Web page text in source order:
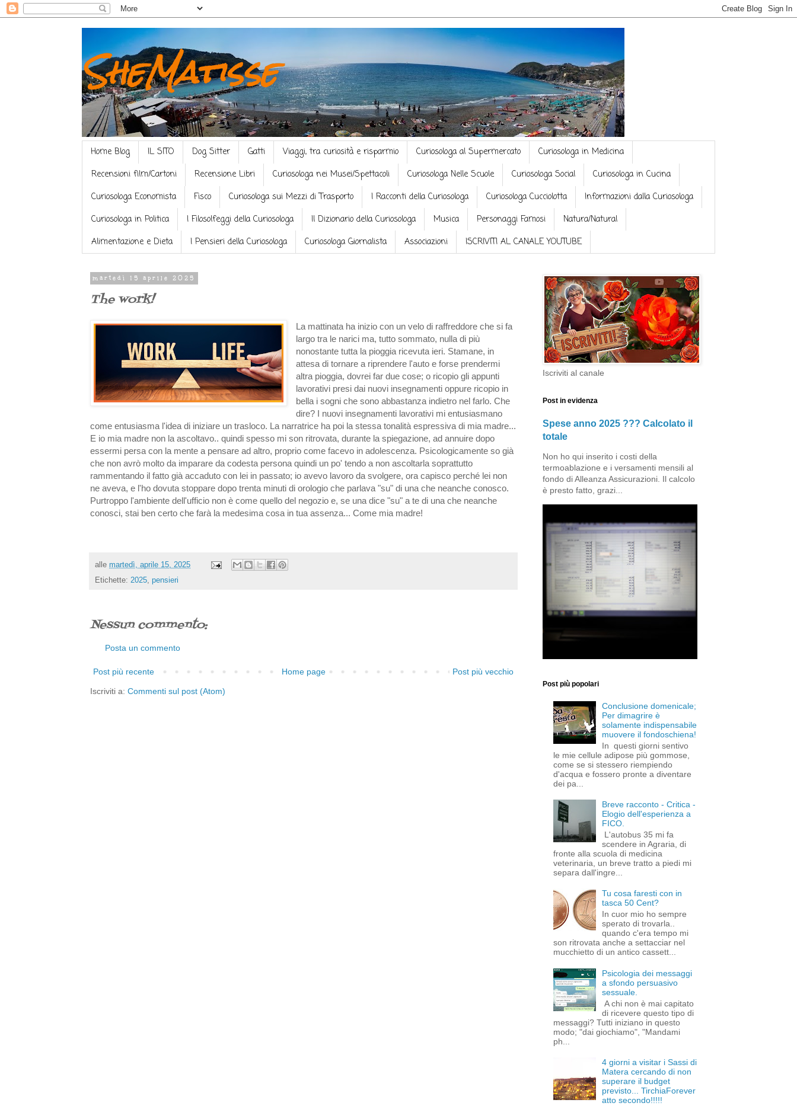
SheMatisse
Home Blog IL SITO Dog Sitter Gatti Viaggi, tra curiosità e risparmio Curiosologa al Supermercato
Curiosologa in Medicina
Recensioni film/Cartoni
Recensione Libri Curiosologa nei Musei/Spettacoli Curiosologa Nelle Scuole Curiosologa Social
Curiosologa in Cucina
Curiosologa Economista
Fisco Curiosologa sui Mezzi di Trasporto I Racconti della Curiosologa Curiosologa Cucciolotta
Informazioni dalla Curiosologa
Curiosologa in Politica
I Filosolfeggi della Curiosologa Il Dizionario della Curiosologa Musica Personaggi Famosi
Natura/Natural
Alimentazione e Dieta
I Pensieri della Curiosologa Curiosologa Giornalista Associazioni ISCRIVITI AL CANALE YOUTUBE
martedì 15 aprile 2025
The work!
La mattinata ha inizio con un velo di raffreddore che si fa
largo tra le narici ma, tutto sommato, nulla di più
nonostante tutta la pioggia ricevuta ieri. Stamane, in
attesa di tornare a riprendere l'auto e forse prendermi
altra pioggia, dovrei far due cose; o ricopio gli appunti
lavorativi presi dai nuovi insegnamenti oppure ricopio in
bella i sogni che sono abbastanza indietro nel farlo. Che
dire? I nuovi insegnamenti lavorativi mi entusiasmano
come entusiasma l'idea di iniziare un trasloco. La narratrice ha poi la stessa tonalità espressiva di mia madre...
E io mia madre non la ascoltavo.. quindi spesso mi son ritrovata, durante la spiegazione, ad annuire dopo
essermi persa con la mente a pensare ad altro, proprio come facevo in adolescenza. Psicologicamente so già
che non avrò molto da imparare da codesta persona quindi un po' tendo a non ascoltarla soprattutto
rammentando il fatto già accaduto con lei in passato; io avevo lavoro da svolgere, ora capisco perché lei non
ne aveva, e l'ho dovuta stoppare dopo trenta minuti di orologio che parlava "su" di una che neanche conosco.
Purtroppo l'ambiente dell'ufficio non è come quello del negozio e, se una dice "su" a te di una che neanche
conosci, stai ben certo che farà la medesima cosa in tua assenza... Come mia madre!
alle martedì, aprile 15, 2025
Etichette: 2025, pensieri
Nessun commento:
Posta un commento
Post più recente Post più vecchio
Home page
Iscriviti a: Commenti sul post (Atom)
Iscriviti al canale
Post in evidenza
Spese anno 2025 ??? Calcolato il
totale
Non ho qui inserito i costi della
termoablazione e i versamenti mensili al
fondo di Alleanza Assicurazioni. Il calcolo
è presto fatto, grazi...
Post più popolari
Conclusione domenicale;
Per dimagrire è
solamente indispensabile
muovere il fondoschiena!
In questi giorni sentivo
le mie cellule adipose più gommose,
come se si stessero riempiendo
d'acqua e fossero pronte a diventare
dei pa...
Breve racconto - Critica -
Elogio dell'esperienza a
FICO.
L'autobus 35 mi fa
scendere in Agraria, di
fronte alla scuola di medicina
veterinaria, un breve tratto a piedi mi
separa dall'ingre...
Tu cosa faresti con in
tasca 50 Cent?
In cuor mio ho sempre
sperato di trovarla..
quando c'era tempo mi
son ritrovata anche a settacciar nel
mucchietto di un antico cassett...
Psicologia dei messaggi
a sfondo persuasivo
sessuale.
A chi non è mai capitato
di ricevere questo tipo di
messaggi? Tutti iniziano in questo
modo; "dai giochiamo", "Mandami
ph...
4 giorni a visitar i Sassi di
Matera cercando di non
superare il budget
previsto... TirchiaForever
atto secondo!!!!!